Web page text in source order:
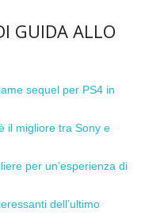
GUIDA ALLO
sequel per PS4 in
il migliore tra Sony e
per un’esperienza di
dell’ultimo